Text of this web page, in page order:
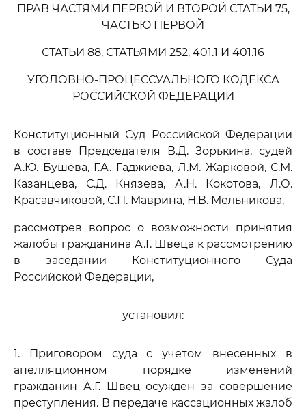
ПРАВ ЧАСТЯМИ ПЕРВОЙ И ВТОРОЙ СТАТЬИ 75,
ЧАСТЬЮ ПЕРВОЙ
СТАТЬИ 88, СТАТЬЯМИ 252, 401.1 И 401.16
УГОЛОВНО-ПРОЦЕССУАЛЬНОГО КОДЕКСА
РОССИЙСКОЙ ФЕДЕРАЦИИ
Конституционный Суд Российской Федерации
в составе Председателя В.Д. Зорькина, судей
А.Ю. Бушева, Г.А. Гаджиева, Л.М. Жарковой, С.М.
Казанцева, С.Д. Князева, А.Н. Кокотова, Л.О.
Красавчиковой, С.П. Маврина, Н.В. Мельникова,
рассмотрев вопрос о возможности принятия
жалобы гражданина А.Г. Швеца к рассмотрению
в заседании Конституционного Суда
Российской Федерации,
установил:
1. Приговором суда с учетом внесенных в
апелляционном порядке изменений
гражданин А.Г. Швец осужден за совершение
преступления. В передаче кассационных жалоб